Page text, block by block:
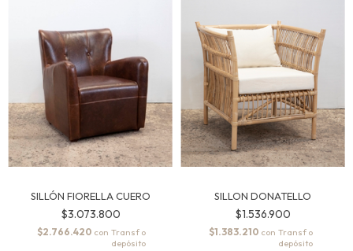
SILLÓN FIORELLA CUERO
$3.073.800
$2.766.420 con
SILLON DONATELLO
$1.536.900
$1.383.210 con